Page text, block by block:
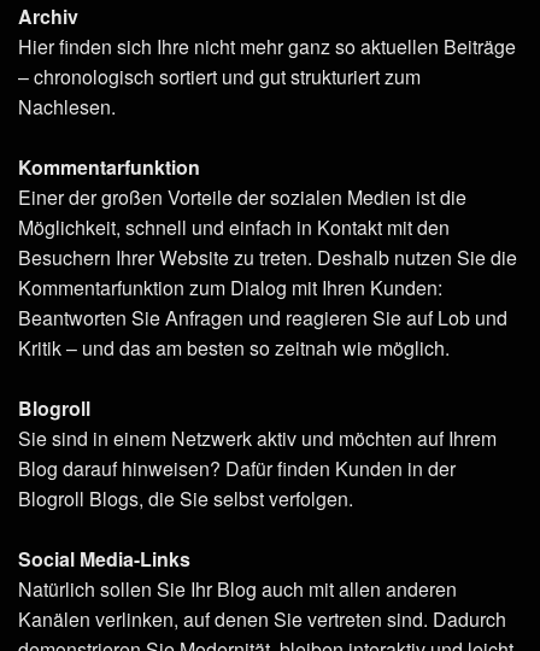
Archiv
Hier finden sich Ihre nicht mehr ganz so aktuellen Beiträge
– chronologisch sortiert und gut strukturiert zum
Nachlesen.
Kommentarfunktion
Einer der großen Vorteile der sozialen Medien ist die
Möglichkeit, schnell und einfach in Kontakt mit den
Besuchern Ihrer Website zu treten. Deshalb nutzen Sie die
Kommentarfunktion zum Dialog mit Ihren Kunden:
Beantworten Sie Anfragen und reagieren Sie auf Lob und
Kritik – und das am besten so zeitnah wie möglich.
Blogroll
Sie sind in einem Netzwerk aktiv und möchten auf Ihrem
Blog darauf hinweisen? Dafür finden Kunden in der
Blogroll Blogs, die Sie selbst verfolgen.
Social Media-Links
Natürlich sollen Sie Ihr Blog auch mit allen anderen
Kanälen verlinken, auf denen Sie vertreten sind. Dadurch